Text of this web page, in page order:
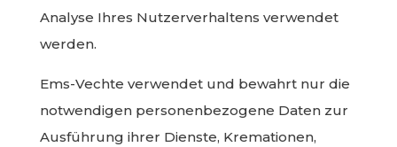
Analyse Ihres Nutzerverhaltens verwendet
werden.
Ems-Vechte verwendet und bewahrt nur die
notwendigen personenbezogene Daten zur
Ausführung ihrer Dienste, Kremationen,